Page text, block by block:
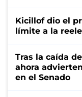
Kicillof dio el
límite a la
Tras la caída
ahora
en el Senado